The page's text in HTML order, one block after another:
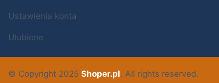
Ustawienia konta
Ulubione
© Copyright 2025 Shoper.pl. All rights reserved.